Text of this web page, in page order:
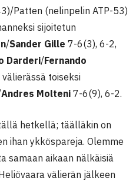
Patten (nelinpelin ATP-53)
sijoitetun
/Sander Gille 7-6(3), 6-2,
Darderi/Fernando
toiseksi
Andres Molteni 7-6(9), 6-2.
hetkellä; täälläkin on
ihan ykköspareja. Olemme
samaan aikaan nälkäisiä
välierän jälkeen